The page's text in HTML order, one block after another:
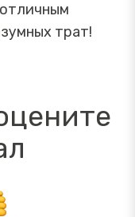
трат!